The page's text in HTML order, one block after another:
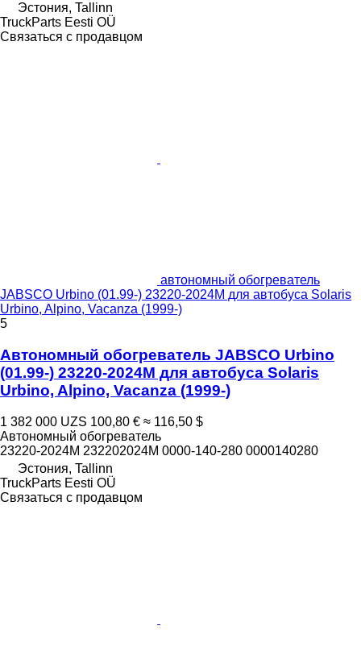
Эстония, Tallinn
TruckParts Eesti OÜ
Связаться с продавцом
автономный обогреватель
JABSCO Urbino (01.99-) 23220-2024M для автобуса Solaris
Urbino, Alpino, Vacanza (1999-)
5
Автономный обогреватель JABSCO Urbino
(01.99-) 23220-2024M для автобуса Solaris
Urbino, Alpino, Vacanza (1999-)
1 382 000 UZS 100,80 € ≈ 116,50 $
Автономный обогреватель
23220-2024M 232202024M 0000-140-280 0000140280
Эстония, Tallinn
TruckParts Eesti OÜ
Связаться с продавцом